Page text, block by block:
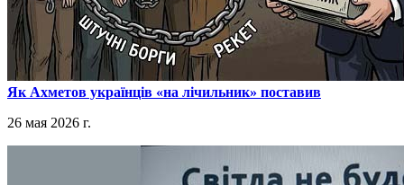
​Як Ахметов українців «на лічильник» поставив
26 мая 2026 г.